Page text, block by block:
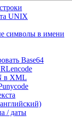
UNIX
символы в имени
Base64
в XML
/ даты